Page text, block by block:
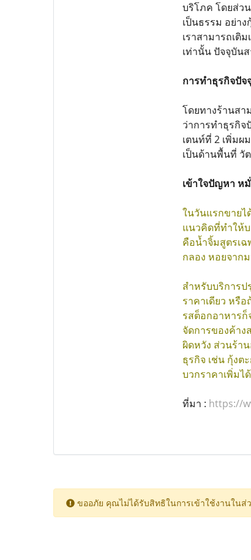
บริโภค โดยส่ว
เป็นธรรม อย่า
เราสามารถเติ
เท่านั้น ปัจจุบัน
การทำธุรกิจปั
โดยทางร้านสา
ว่าการทำธุรกิ
เตนท์ที่ 2 เพิ่ม
เป็นด้านพื้นที่ วั
เข้าใจปัญหา ห
ในวันแรกขายไ
แนวคิดที่ทำให้บ
คือน้ำจิ้มสูตรเ
กลอง หอยจาก
สำหรับบริการป
ราคาเดียว หรื
รสต็อกอาหารก็
จัดการของค้า
ผิดหวัง ส่วนร้า
ธุรกิจ เช่น กุ้งต
บวกราคาเพิ่มไ
ที่มา : https://
ขออภัย คุณไม่ได้รับสิทธิในการเข้าใช้งานในส่